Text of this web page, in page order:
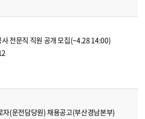
전문직 직원 공개 모집(~4.28 14:00)
자(운전담당원) 채용공고(부산경남본부)